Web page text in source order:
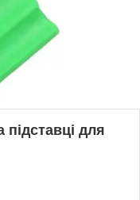
підставці для